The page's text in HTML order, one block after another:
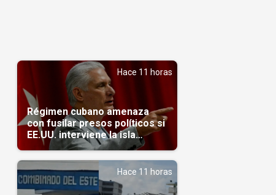
Hace 11 horas
Régimen cubano amenaza
con fusilar presos políticos si
EE.UU. interviene la isla
(Video)
Hace 11 horas